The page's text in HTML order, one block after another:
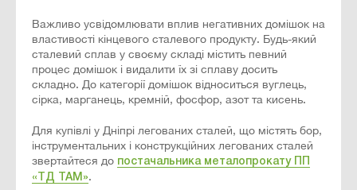
Важливо усвідомлювати вплив негативних домішок на
властивості кінцевого сталевого продукту. Будь-який
сталевий сплав у своєму складі містить певний
процес домішок і видалити їх зі сплаву досить
складно. До категорії домішок відноситься вуглець,
сірка, марганець, кремній, фосфор, азот та кисень.
Для купівлі у Дніпрі легованих сталей, що містять бор,
інструментальних і конструкційних легованих сталей
звертайтеся до постачальника металопрокату ПП
«ТД ТАМ».